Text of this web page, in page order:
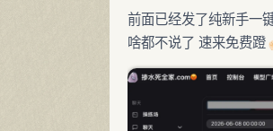
前面已经发了纯新手一
啥都不说了 速来免费